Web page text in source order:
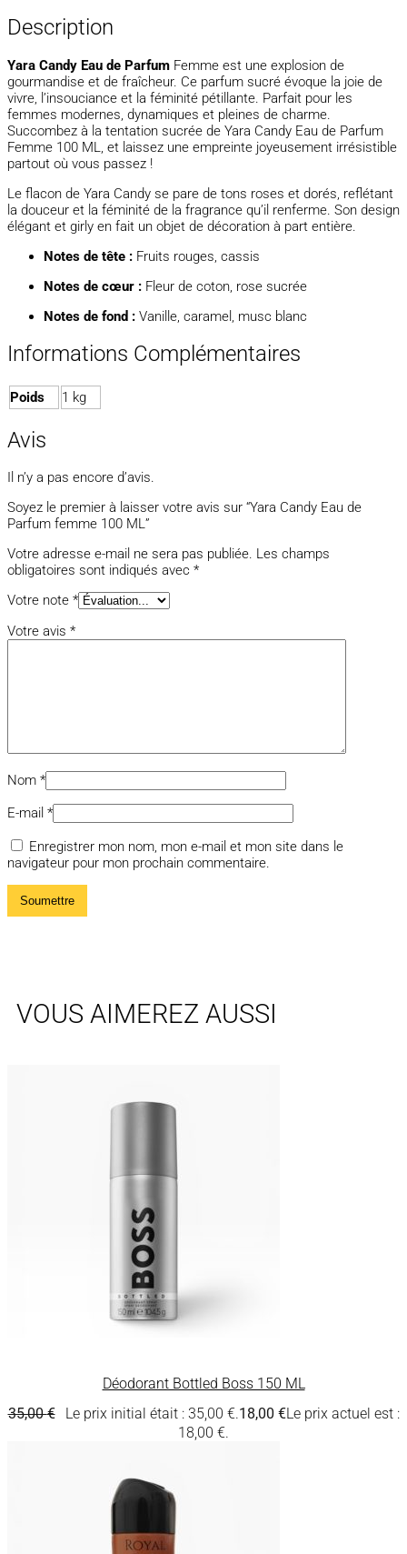
Description
Yara Candy Eau de Parfum Femme est une explosion de
gourmandise et de fraîcheur. Ce parfum sucré évoque la joie de
vivre, l’insouciance et la féminité pétillante. Parfait pour les
femmes modernes, dynamiques et pleines de charme.
Succombez à la tentation sucrée de Yara Candy Eau de Parfum
Femme 100 ML, et laissez une empreinte joyeusement irrésistible
partout où vous passez !
Le flacon de Yara Candy se pare de tons roses et dorés, reflétant
la douceur et la féminité de la fragrance qu’il renferme. Son design
élégant et girly en fait un objet de décoration à part entière.
Notes de tête : Fruits rouges, cassis
Notes de cœur : Fleur de coton, rose sucrée
Notes de fond : Vanille, caramel, musc blanc
Informations Complémentaires
Poids 1 kg
Avis
Il n’y a pas encore d’avis.
Soyez le premier à laisser votre avis sur “Yara Candy Eau de
Parfum femme 100 ML”
Votre adresse e-mail ne sera pas publiée. Les champs
obligatoires sont indiqués avec *
Votre note *
Votre avis *
Nom *
E-mail *
Enregistrer mon nom, mon e-mail et mon site dans le
navigateur pour mon prochain commentaire.
VOUS AIMEREZ AUSSI
Déodorant Bottled Boss 150 ML
35,00€ Le prix initial était : 35,00 €.18,00 €Le prix actuel est :
18,00 €.